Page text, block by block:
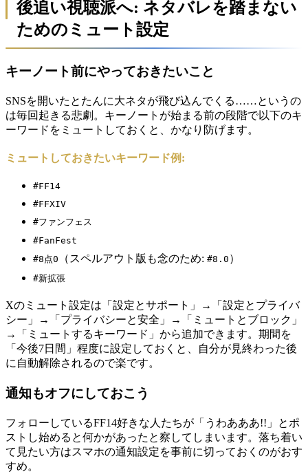
後追い視聴派へ: ネタバレを踏まない
ためのミュート設定
キーノート前にやっておきたいこと
SNSを開いたとたんに大ネタが飛び込んでくる……というの
は毎回起きる悲劇。キーノートが始まる前の段階で以下のキ
ーワードをミュートしておくと、かなり防げます。
ミュートしておきたいキーワード例:
#FF14
#FFXIV
#ファンフェス
#FanFest
#8点0
（スペルアウト版も念のため: #8.0 ）
#新拡張
Xのミュート設定は「設定とサポート」→「設定とプライバ
シー」→「プライバシーと安全」→「ミュートとブロック」
→「ミュートするキーワード」から追加できます。期間を
「今後7日間」程度に設定しておくと、自分が見終わった後
に自動解除されるので楽です。
通知もオフにしておこう
フォローしているFF14好きな人たちが「うわあああ!!」とポ
ストし始めると何かがあったと察してしまいます。落ち着い
て見たい方はスマホの通知設定を事前に切っておくのがおす
すめ。